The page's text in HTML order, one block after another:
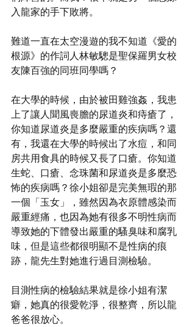
入龍家的手下敗將。
難道一直在太空漫遊的我不知道《愛的
根源》的作詞人林敏驄是聖保羅男女校
友陳百強的同班同學嗎？
在大學的時候，由於被田雞強姦，我患
上了讓人聞風喪膽的尿道炎和痔瘡了，
你知道尿道炎是多麼嚴重的疾病嗎？還
有，我還在大學的時候出了水痘，和同
房共用食具的時候又長了口瘡。你知道
生蛇、口瘡、念珠菌和尿道炎是多麼恐
怖的疾病嗎？徐小姐卻是完美無瑕的那
一個「玉女」，雖然因為衣原體感染而
嚴重經痛，也因為她有很多不明性病而
導致她的下體發出嚴重的騷臭味和腐乳
味，但是這些都很明顯不是性病的痕
跡，龍先生對她進行過目測檢驗。
目測性病的檢驗結果就是徐小姐有潔
癖，她真的很愛乾淨，很整齊，所以龍
爸爸很放心。